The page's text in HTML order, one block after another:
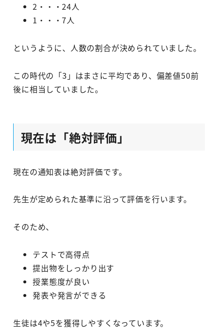
2・・・24人
1・・・7人
というように、人数の割合が決められていました。
この時代の「3」はまさに平均であり、偏差値50前
後に相当していました。
現在は「絶対評価」
現在の通知表は絶対評価です。
先生が定められた基準に沿って評価を行います。
そのため、
テストで高得点
提出物をしっかり出す
授業態度が良い
発表や発言ができる
生徒は4や5を獲得しやすくなっています。